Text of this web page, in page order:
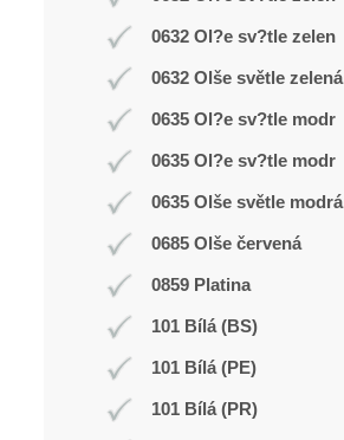
0632 Ol?e sv?tle zelen
0632 Olše světle zelená
0635 Ol?e sv?tle modr
0635 Ol?e sv?tle modr
0635 Olše světle modrá
0685 Olše červená
0859 Platina
101 Bílá (BS)
101 Bílá (PE)
101 Bílá (PR)